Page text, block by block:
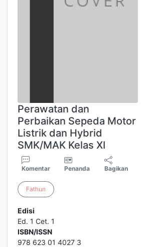
Perawatan dan
Perbaikan Sepeda Motor
Listrik dan Hybrid
SMK/MAK Kelas XI
Komentar Penanda Bagikan
Fathun
Edisi
Ed. 1 Cet. 1
ISBN/ISSN
978 623 01 4027 3